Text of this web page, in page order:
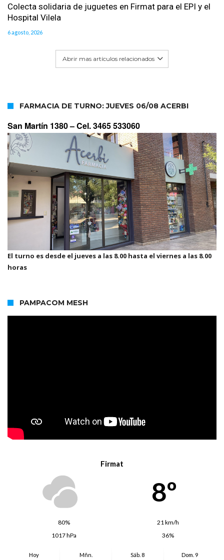
Colecta solidaria de juguetes en Firmat para el EPI y el
Hospital Vilela
6 agosto, 2026
Abrir mas artículos relacionados
FARMACIA DE TURNO: JUEVES 06/08 ACERBI
San Martín 1380 –Cel. 3465 533060
El turno es desde el jueves a las 8.00 hasta el viernes a las 8.00
horas
PAMPACOM MESH
Firmat
8º
80%
21 km/h
1017 hPa
36%
Hoy
Mñn.
Sáb. 8
Dom. 9